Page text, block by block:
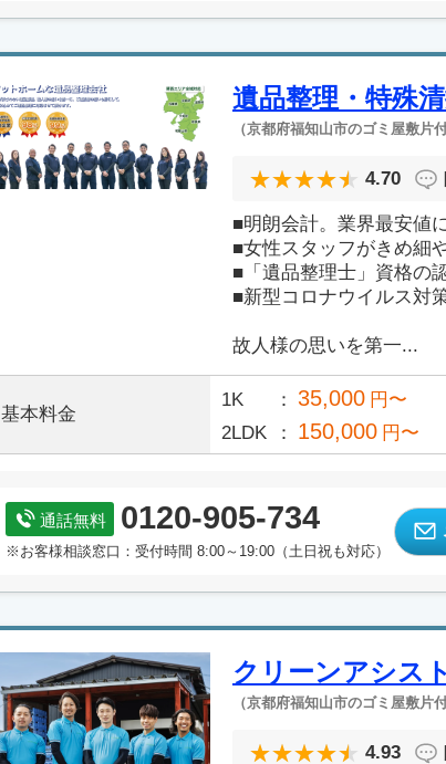
遺品整理・特殊
（京都府福知山市のゴミ屋敷片付
4.70
■明朗会計。業界最安値
■女性スタッフがきめ細
■「遺品整理士」資格の
■新型コロナウイルス対
故人様の思いを第一...
基本料金
1K 35,000 円〜
2LDK
150,000 円〜
通話無料 0120-905-734
※お客様相談窓口：受付時間 8:00～19:00（土日祝も対応）
クリーンアシスト
（京都府福知山市のゴミ屋敷片付
4.93